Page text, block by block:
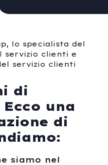
di
una
di
siamo nel